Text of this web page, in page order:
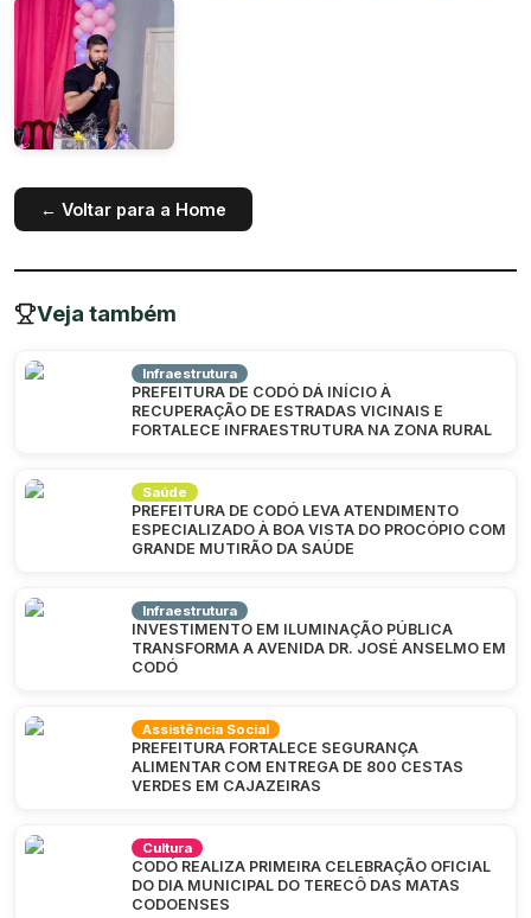
← Voltar para a Home
Veja também
Infraestrutura
PREFEITURA DE CODÓ DÁ INÍCIO À
RECUPERAÇÃO DE ESTRADAS VICINAIS E
FORTALECE INFRAESTRUTURA NA ZONA RURAL
Saúde
PREFEITURA DE CODÓ LEVA ATENDIMENTO
ESPECIALIZADO À BOA VISTA DO PROCÓPIO COM
GRANDE MUTIRÃO DA SAÚDE
Infraestrutura
INVESTIMENTO EM ILUMINAÇÃO PÚBLICA
TRANSFORMA A AVENIDA DR. JOSÉ ANSELMO EM
CODÓ
Assistência Social
PREFEITURA FORTALECE SEGURANÇA
ALIMENTAR COM ENTREGA DE 800 CESTAS
VERDES EM CAJAZEIRAS
Cultura
CODÓ REALIZA PRIMEIRA CELEBRAÇÃO OFICIAL
DO DIA MUNICIPAL DO TERECÔ DAS MATAS
CODOENSES